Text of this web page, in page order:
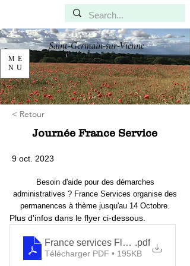
Saint-Germain-sur-Vienne
ME
NU
< Retour
Journée France Service
9 oct. 2023
Besoin d'aide pour des démarches
administratives ? France Services organise des
permanences à thème jusqu'au 14 Octobre.
Plus d'infos dans le flyer ci-dessous.
France services Flyer JFS 2023
.pdf
Télécharger PDF • 195KB